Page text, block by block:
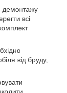
демонтажу
всі
від бруду,